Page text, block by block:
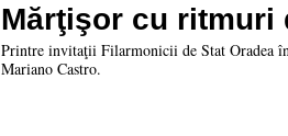
Mărţişor cu ritmuri
Printre invitaţii Filarmonicii de Stat Oradea
Mariano Castro.